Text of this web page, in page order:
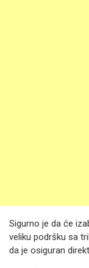
Sigurno je da će
veliku podršku sa
da je osiguran